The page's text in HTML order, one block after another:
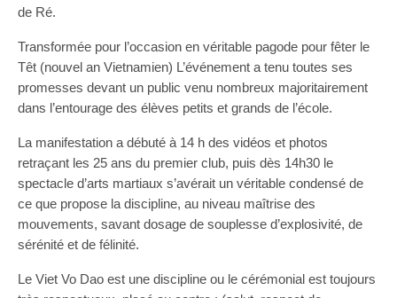
Contact
de Ré.
Transformée pour l’occasion en véritable pagode pour fêter le
Têt (nouvel an Vietnamien) L’événement a tenu toutes ses
promesses devant un public venu nombreux majoritairement
dans l’entourage des élèves petits et grands de l’école.
La manifestation a débuté à 14 h des vidéos et photos
retraçant les 25 ans du premier club, puis dès 14h30 le
spectacle d’arts martiaux s’avérait un véritable condensé de
ce que propose la discipline, au niveau maîtrise des
mouvements, savant dosage de souplesse d’explosivité, de
sérénité et de félinité.
Le Viet Vo Dao est une discipline ou le cérémonial est toujours